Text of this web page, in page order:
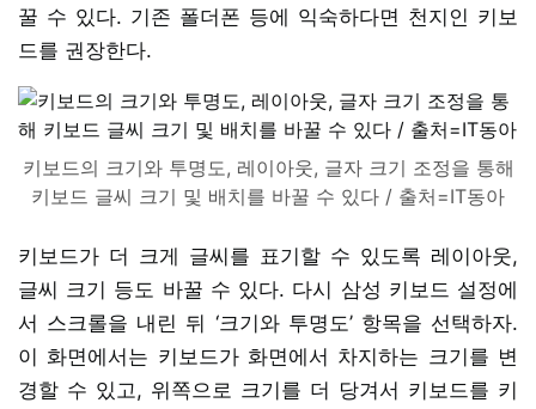
꿀 수 있다. 기존 폴더폰 등에 익숙하다면 천지인 키보
드를 권장한다.
키보드의 크기와 투명도, 레이아웃, 글자 크기 조정을 통해
키보드 글씨 크기 및 배치를 바꿀 수 있다 / 출처=IT동아
키보드가 더 크게 글씨를 표기할 수 있도록 레이아웃,
글씨 크기 등도 바꿀 수 있다. 다시 삼성 키보드 설정에
서 스크롤을 내린 뒤 ‘크기와 투명도’ 항목을 선택하자.
이 화면에서는 키보드가 화면에서 차지하는 크기를 변
경할 수 있고, 위쪽으로 크기를 더 당겨서 키보드를 키